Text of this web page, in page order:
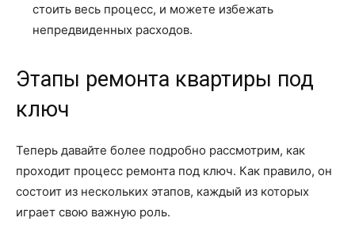
стоить весь процесс, и можете избежать
непредвиденных расходов.
Этапы ремонта квартиры под
ключ
Теперь давайте более подробно рассмотрим, как
проходит процесс ремонта под ключ. Как правило, он
состоит из нескольких этапов, каждый из которых
играет свою важную роль.